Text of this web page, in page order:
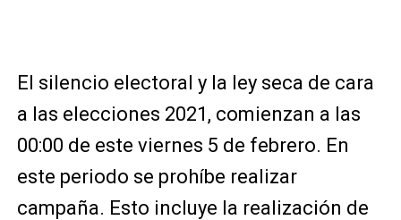
El silencio electoral y la ley seca de cara
a las elecciones 2021, comienzan a las
00:00 de este viernes 5 de febrero. En
este periodo se prohíbe realizar
campaña. Esto incluye la realización de